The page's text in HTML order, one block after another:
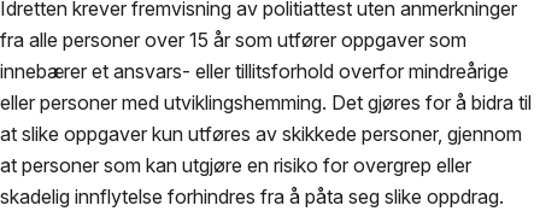
Idretten krever fremvisning av politiattest uten anmerkninger
fra alle personer over 15 år som utfører oppgaver som
innebærer et ansvars- eller tillitsforhold overfor mindreårige
eller personer med utviklingshemming. Det gjøres for å bidra til
at slike oppgaver kun utføres av skikkede personer, gjennom
at personer som kan utgjøre en risiko for overgrep eller
skadelig innflytelse forhindres fra å påta seg slike oppdrag.